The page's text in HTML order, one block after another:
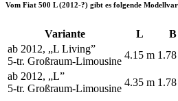
Vom Fiat 500 L (2012-?) gibt es folgende
Variante L B
ab 2012, „L Living”
5-tr. Großraum-Limousine
4.15 m
ab 2012, „L”
5-tr. Großraum-Limousine
4.35 m